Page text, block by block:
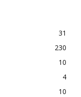
31
230
10
4
10